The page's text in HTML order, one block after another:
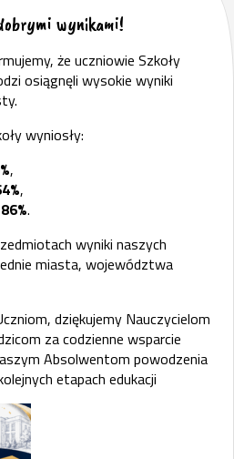
wynikami!
że uczniowie Szkoły
osiągnęli wysokie wyniki
wyniosły:
,
,
86%.
wyniki naszych
miasta, województwa
dziękujemy Nauczycielom
za codzienne wsparcie
Absolwentom powodzenia
etapach edukacji